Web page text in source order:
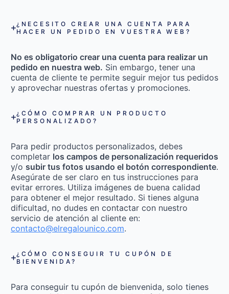
¿NECESITO CREAR UNA CUENTA PARA
HACER UN PEDIDO EN VUESTRA WEB?
No es obligatorio crear una cuenta para realizar un
pedido en nuestra web. Sin embargo, tener una
cuenta de cliente te permite seguir mejor tus pedidos
y aprovechar nuestras ofertas y promociones.
¿CÓMO COMPRAR UN PRODUCTO
PERSONALIZADO?
Para pedir productos personalizados, debes
completar los campos de personalización requeridos
y/o subir tus fotos usando el botón correspondiente.
Asegúrate de ser claro en tus instrucciones para
evitar errores. Utiliza imágenes de buena calidad
para obtener el mejor resultado. Si tienes alguna
dificultad, no dudes en contactar con nuestro
servicio de atención al cliente en:
contacto@elregalounico.com.
¿CÓMO CONSEGUIR TU CUPÓN DE
BIENVENIDA?
Para conseguir tu cupón de bienvenida, solo tienes